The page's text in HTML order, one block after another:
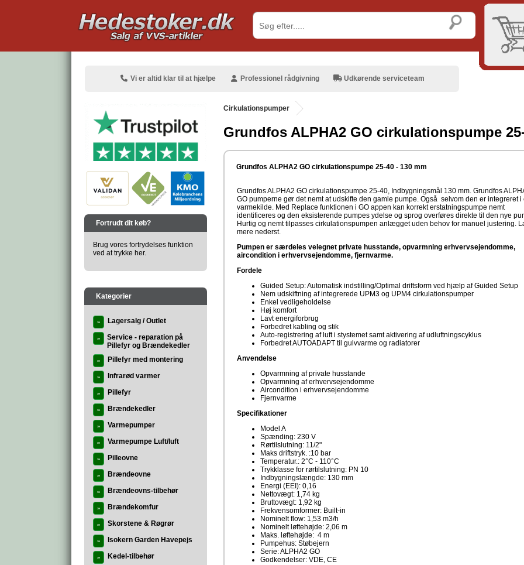
Vi er altid klar til at hjælpe Professionel rådgivning Udkørende serviceteam
Fortrudt dit køb?
Brug vores fortrydelses funktion
ved at trykke her.
Kategorier
» Lagersalg / Outlet
»
Service - reparation på
Pillefyr og Brændekedler
» Pillefyr med montering
» Infrarød varmer
» Pillefyr
» Brændekedler
» Varmepumper
» Varmepumpe Luft/luft
» Pilleovne
» Brændeovne
» Brændeovns-tilbehør
» Brændekomfur
» Skorstene & Røgrør
» Isokern Garden Havepejs
» Kedel-tilbehør
Cirkulationspumper
Grundfos ALPHA2 GO cirkulationspumpe
Grundfos ALPHA2 GO cirkulationspumpe 25-40 - 130 mm
Grundfos ALPHA2 GO cirkulationspumpe 25-40, Indbygningsmål 130 mm. Grundfos
GO pumperne gør det nemt at udskifte den gamle pumpe. Også selvom den er integreret i
varmekilde. Med Replace funktionen i GO appen kan korrekt erstatningspumpe nemt
identificeres og den eksisterende pumpes ydelse og sprog overføres direkte til den nye
Hurtig og nemt tilpasses cirkulationspumpen anlægget uden behov for manuel justering.
mere nederst.
Pumpen er særdeles velegnet private husstande, opvarmning erhvervsejendomme,
aircondition i erhvervsejendomme, fjernvarme.
Fordele
Guided Setup: Automatisk indstilling/Optimal driftsform ved hjælp af Guided Setup
Nem udskiftning af integrerede UPM3 og UPM4 cirkulationspumper
Enkel vedligeholdelse
Høj komfort
Lavt energiforbrug
Forbedret kabling og stik
Auto-registrering af luft i stystemet samt aktivering af udluftningscyklus
Forbedret AUTOADAPT til gulvvarme og radiatorer
Anvendelse
Opvarmning af private husstande
Opvarmning af erhvervsejendomme
Aircondition i erhvervsejendomme
Fjernvarme
Specifikationer
Model A
Spænding: 230 V
Rørtilslutning: 11/2"
Maks driftstryk. :10 bar
Temperatur.: 2°C - 110°C
Trykklasse for rørtilslutning: PN 10
Indbygningslængde: 130 mm
Energi (EEI): 0,16
Nettovægt: 1,74 kg
Bruttovægt: 1,92 kg
Frekvensomformer: Built-in
Nominelt flow: 1,53 m3/h
Nominelt løftehøjde: 2,06 m
Maks. løftehøjde: 4 m
Pumpehus: Støbejern
Serie: ALPHA2 GO
Godkendelser: VDE, CE